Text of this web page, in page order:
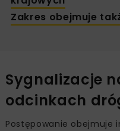
Zakres obejmuje
Sygnalizacje
odcinkach
Postępowanie obejmuje